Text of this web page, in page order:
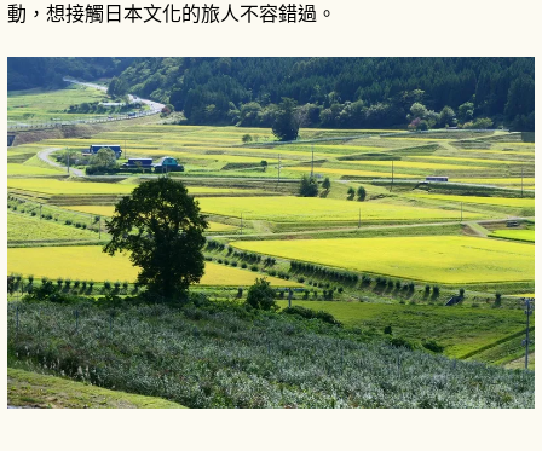
動，想接觸日本文化的旅人不容錯過。